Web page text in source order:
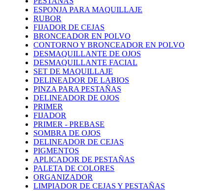
ESPONJA PARA MAQUILLAJE
RUBOR
FIJADOR DE CEJAS
BRONCEADOR EN POLVO
CONTORNO Y BRONCEADOR EN POLVO
DESMAQUILLANTE DE OJOS
DESMAQUILLANTE FACIAL
SET DE MAQUILLAJE
DELINEADOR DE LABIOS
PINZA PARA PESTAÑAS
DELINEADOR DE OJOS
PRIMER
FIJADOR
PRIMER - PREBASE
SOMBRA DE OJOS
DELINEADOR DE CEJAS
PIGMENTOS
APLICADOR DE PESTAÑAS
PALETA DE COLORES
ORGANIZADOR
LIMPIADOR DE CEJAS Y PESTAÑAS